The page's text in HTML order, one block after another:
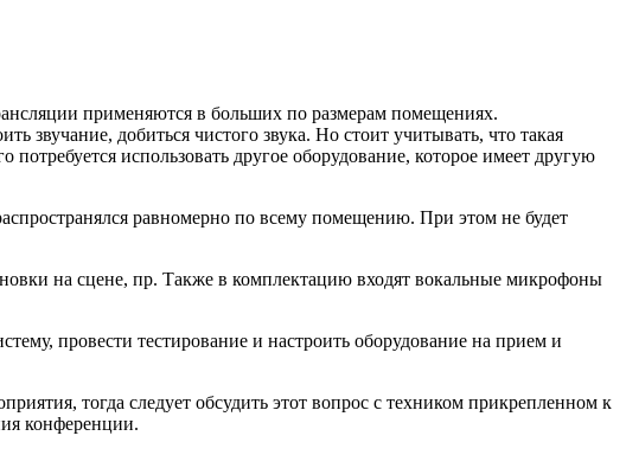
применяются в больших по размерам помещениях.
звучание, добиться чистого звука. Но стоит учитывать, что такая
использовать другое оборудование, которое имеет другую
равномерно по всему помещению. При этом не будет
на сцене, пр. Также в комплектацию входят вокальные микрофоны
провести тестирование и настроить оборудование на прием и
тогда следует обсудить этот вопрос с техником прикрепленном к
конференции.